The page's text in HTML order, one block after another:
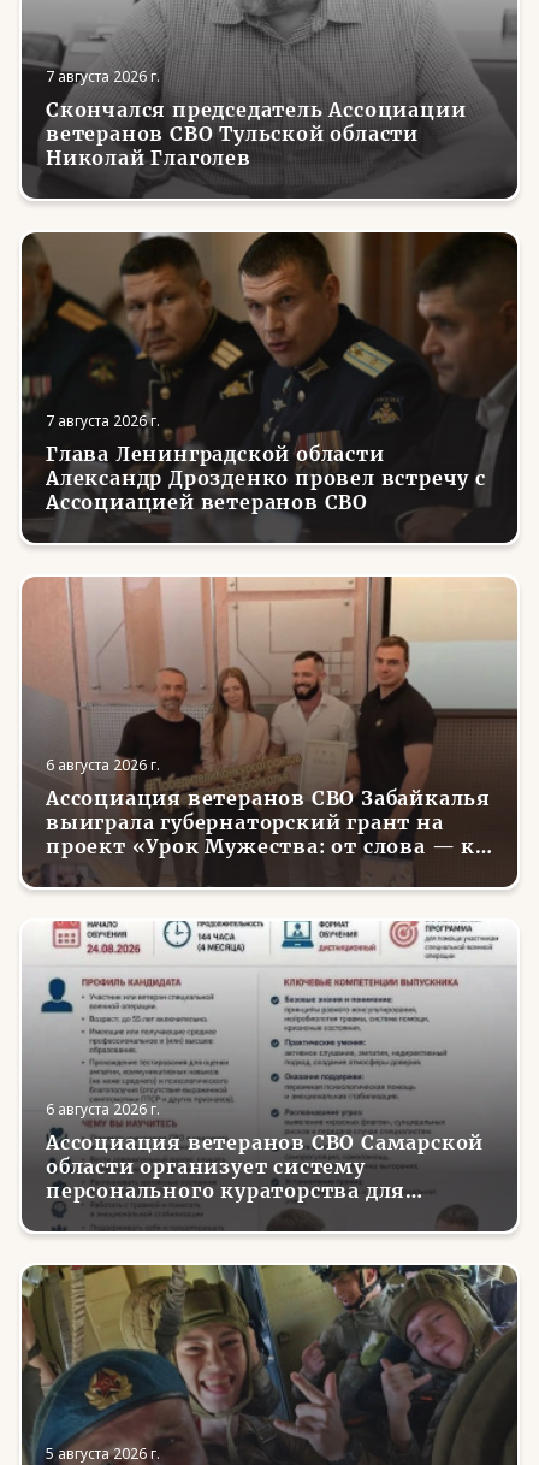
7 августа 2026 г.
Скончался председатель Ассоциации
ветеранов СВО Тульской области
Николай Глаголев
7 августа 2026 г.
Глава Ленинградской области
Александр Дрозденко провел встречу с
Ассоциацией ветеранов СВО
6 августа 2026 г.
Ассоциация ветеранов СВО Забайкалья
выиграла губернаторский грант на
проект «Урок Мужества: от слова — к
делу»
6 августа 2026 г.
Ассоциация ветеранов СВО Самарской
области организует систему
персонального кураторства для
трудоустройства и социализации
вернувшихся с фронта бойцов
5 августа 2026 г.